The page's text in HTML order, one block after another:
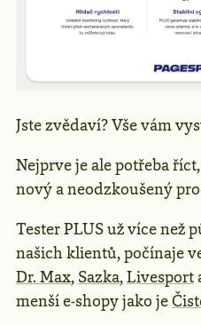
Jste zvědaví? Vše vám
Nejprve je ale potřeba
nový a neodzkoušený
Tester PLUS už více než
našich klientů, počínaje
Dr. Max, Sazka,Livesport
menší e-shopy jako je